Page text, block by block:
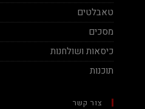
טאבלטים
מסכים
כיסאות ושולחנות
תוכנות
צור קשר